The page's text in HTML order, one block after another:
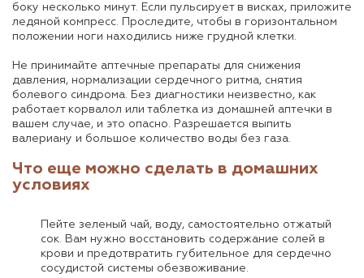
боку несколько минут. Если пульсирует в висках, приложите
ледяной компресс. Проследите, чтобы в горизонтальном
положении ноги находились ниже грудной клетки.
Не принимайте аптечные препараты для снижения
давления, нормализации сердечного ритма, снятия
болевого синдрома. Без диагностики неизвестно, как
работает корвалол или таблетка из домашней аптечки в
вашем случае, и это опасно. Разрешается выпить
валериану и большое количество воды без газа.
Что еще можно сделать в домашних
условиях
Пейте зеленый чай, воду, самостоятельно отжатый
сок. Вам нужно восстановить содержание солей в
крови и предотвратить губительное для сердечно
сосудистой системы обезвоживание.